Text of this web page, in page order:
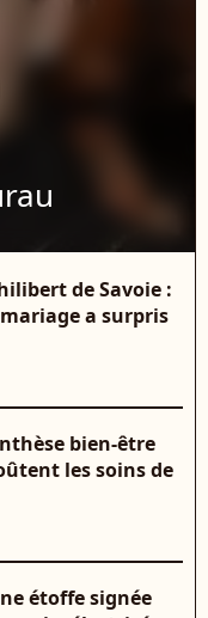
de Savoie :
a surpris
bien-être
les soins de
étoffe signée